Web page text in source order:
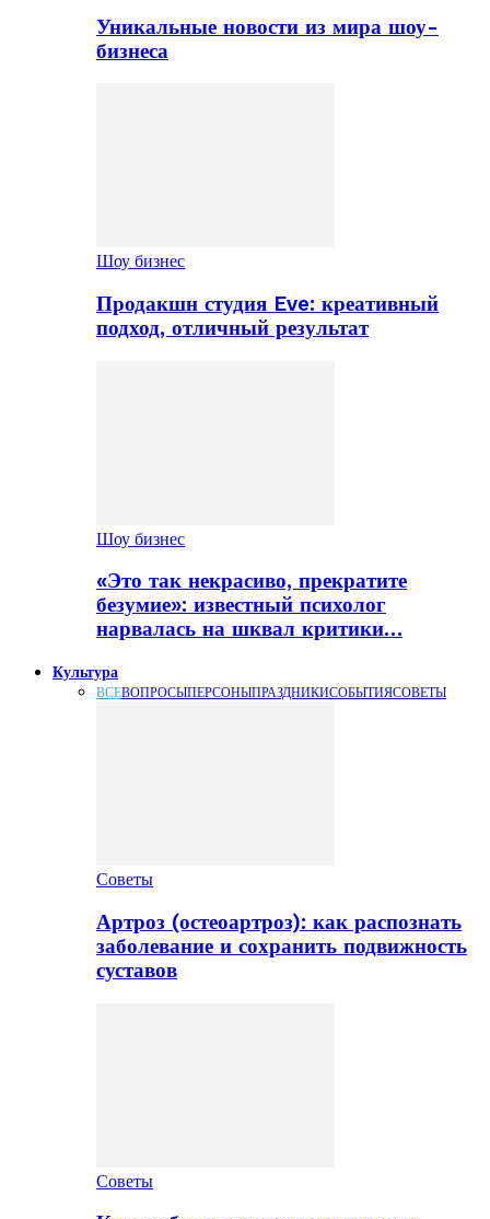
Уникальные новости из мира шоу-
бизнеса
Шоу бизнес
Продакшн студия Eve: креативный
подход, отличный результат
Шоу бизнес
«Это так некрасиво, прекратите
безумие»: известный психолог
нарвалась на шквал критики…
Культура
ВСЕВОПРОСЫПЕРСОНЫПРАЗДНИКИСОБЫТИЯСОВЕТЫ
Советы
Артроз (остеоартроз): как распознать
заболевание и сохранить подвижность
суставов
Советы